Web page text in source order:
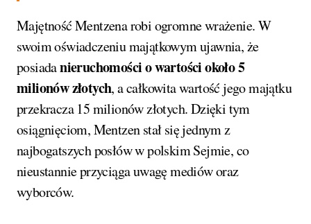
Majętność Mentzena robi ogromne wrażenie. W
swoim oświadczeniu majątkowym ujawnia, że
posiadanieruchomości o wartości około 5
milionów złotych, a całkowita wartość jego majątku
przekracza 15 milionów złotych. Dzięki tym
osiągnięciom, Mentzen stał się jednym z
najbogatszych posłów w polskim Sejmie, co
nieustannie przyciąga uwagę mediów oraz
wyborców.